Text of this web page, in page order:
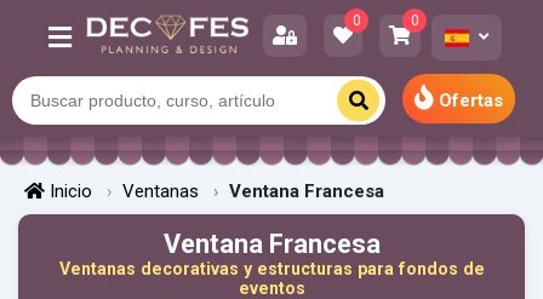
0 0
Ofertas
Inicio Ventanas Ventana Francesa
Ventana Francesa
Ventanas decorativas y estructuras para fondos de
eventos